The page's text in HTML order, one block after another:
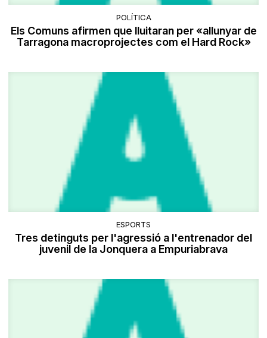
POLÍTICA
Els Comuns afirmen que lluitaran per «allunyar de
Tarragona macroprojectes com el Hard Rock»
ESPORTS
Tres detinguts per l'agressió a l'entrenador del
juvenil de la Jonquera a Empuriabrava